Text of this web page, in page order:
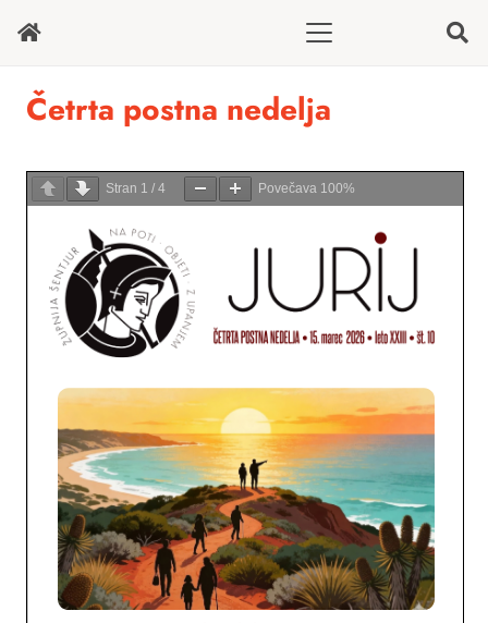
Četrta postna nedelja
Stran 1 / 4 Povečava 100%